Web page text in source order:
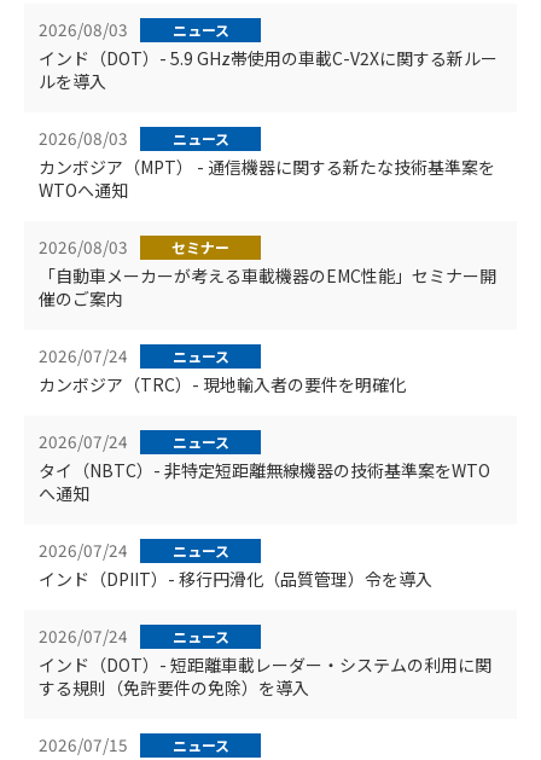
2026/08/03 ニュース
インド（DOT）- 5.9 GHz帯使用の車載C-V2Xに関する新ルー
ルを導入
2026/08/03 ニュース
カンボジア（MPT） - 通信機器に関する新たな技術基準案を
WTOへ通知
2026/08/03 セミナー
「自動車メーカーが考える車載機器のEMC性能」セミナー開
催のご案内
2026/07/24 ニュース
カンボジア（TRC）- 現地輸入者の要件を明確化
2026/07/24 ニュース
タイ（NBTC）- 非特定短距離無線機器の技術基準案をWTO
へ通知
2026/07/24 ニュース
インド（DPIIT）- 移行円滑化（品質管理）令を導入
2026/07/24 ニュース
インド（DOT）- 短距離車載レーダー・システムの利用に関
する規則（免許要件の免除）を導入
2026/07/15 ニュース